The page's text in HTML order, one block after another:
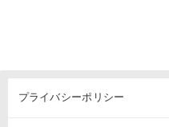
プライバシーポリシー